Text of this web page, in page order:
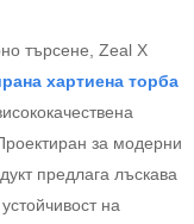
търсене, Zeal X
хартиена торба
за модерни
предлага лъскава
на